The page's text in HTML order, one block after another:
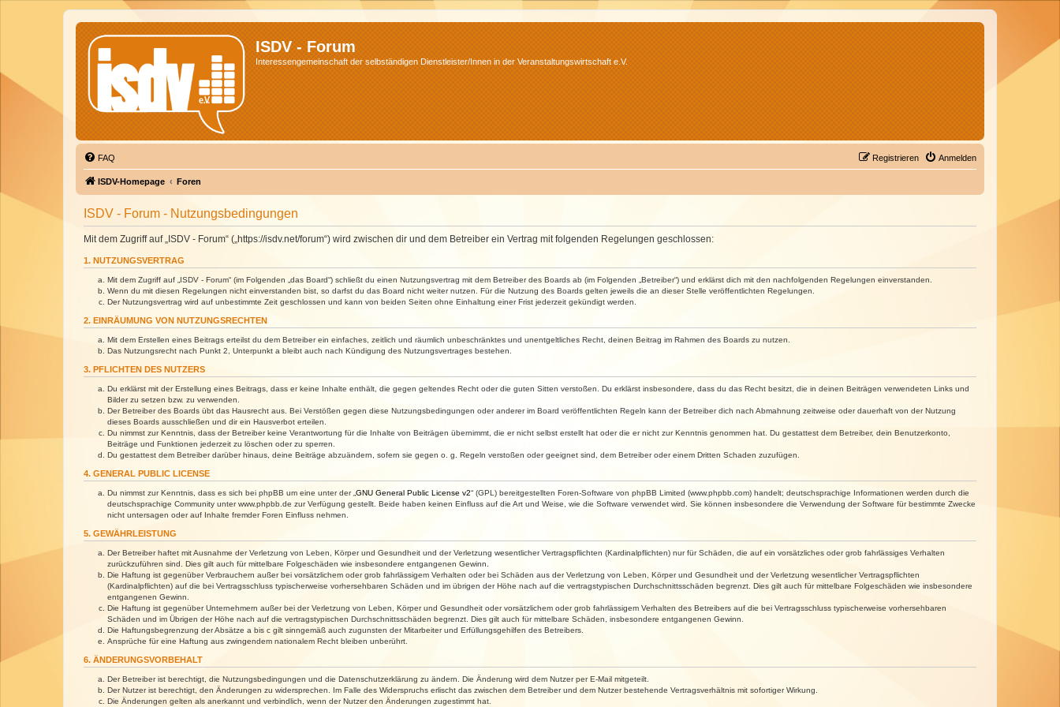
ISDV - Forum
Interessengemeinschaft der selbständigen Dienstleister/Innen in der Veranstaltungswirtschaft e.V.
FAQ Anmelden
Registrieren
ISDV-Homepage Foren
ISDV - Forum - Nutzungsbedingungen
Mit dem Zugriff auf „ISDV - Forum“ („https://isdv.net/forum“) wird zwischen dir und dem Betreiber ein Vertrag mit folgenden Regelungen geschlossen:
1. NUTZUNGSVERTRAG
Mit dem Zugriff auf „ISDV - Forum“ (im Folgenden „das Board“) schließt du einen Nutzungsvertrag mit dem Betreiber des Boards ab (im Folgenden „Betreiber“) und erklärst dich mit den nachfolgenden Regelungen einverstanden.
Wenn du mit diesen Regelungen nicht einverstanden bist, so darfst du das Board nicht weiter nutzen. Für die Nutzung des Boards gelten jeweils die an dieser Stelle veröffentlichten Regelungen.
Der Nutzungsvertrag wird auf unbestimmte Zeit geschlossen und kann von beiden Seiten ohne Einhaltung einer Frist jederzeit gekündigt werden.
2. EINRÄUMUNG VON NUTZUNGSRECHTEN
Mit dem Erstellen eines Beitrags erteilst du dem Betreiber ein einfaches, zeitlich und räumlich unbeschränktes und unentgeltliches Recht, deinen Beitrag im Rahmen des Boards zu nutzen.
Das Nutzungsrecht nach Punkt 2, Unterpunkt a bleibt auch nach Kündigung des Nutzungsvertrages bestehen.
3. PFLICHTEN DES NUTZERS
Du erklärst mit der Erstellung eines Beitrags, dass er keine Inhalte enthält, die gegen geltendes Recht oder die guten Sitten verstoßen. Du erklärst insbesondere, dass du das Recht besitzt, die in deinen Beiträgen verwendeten Links und
Bilder zu setzen bzw. zu verwenden.
Der Betreiber des Boards übt das Hausrecht aus. Bei Verstößen gegen diese Nutzungsbedingungen oder anderer im Board veröffentlichten Regeln kann der Betreiber dich nach Abmahnung zeitweise oder dauerhaft von der Nutzung
dieses Boards ausschließen und dir ein Hausverbot erteilen.
Du nimmst zur Kenntnis, dass der Betreiber keine Verantwortung für die Inhalte von Beiträgen übernimmt, die er nicht selbst erstellt hat oder die er nicht zur Kenntnis genommen hat. Du gestattest dem Betreiber, dein Benutzerkonto,
Beiträge und Funktionen jederzeit zu löschen oder zu sperren.
Du gestattest dem Betreiber darüber hinaus, deine Beiträge abzuändern, sofern sie gegen o. g. Regeln verstoßen oder geeignet sind, dem Betreiber oder einem Dritten Schaden zuzufügen.
4. GENERAL PUBLIC LICENSE
Du nimmst zur Kenntnis, dass es sich bei phpBB um eine unter der „ GNU General Public License v2“ (GPL) bereitgestellten Foren-Software von phpBB Limited (www.phpbb.com) handelt; deutschsprachige Informationen werden durch die
deutschsprachige Community unter www.phpbb.de zur Verfügung gestellt. Beide haben keinen Einfluss auf die Art und Weise, wie die Software verwendet wird. Sie können insbesondere die Verwendung der Software für bestimmte Zwecke
nicht untersagen oder auf Inhalte fremder Foren Einfluss nehmen.
5. GEWÄHRLEISTUNG
Der Betreiber haftet mit Ausnahme der Verletzung von Leben, Körper und Gesundheit und der Verletzung wesentlicher Vertragspflichten (Kardinalpflichten) nur für Schäden, die auf ein vorsätzliches oder grob fahrlässiges Verhalten
zurückzuführen sind. Dies gilt auch für mittelbare Folgeschäden wie insbesondere entgangenen Gewinn.
Die Haftung ist gegenüber Verbrauchern außer bei vorsätzlichem oder grob fahrlässigem Verhalten oder bei Schäden aus der Verletzung von Leben, Körper und Gesundheit und der Verletzung wesentlicher Vertragspflichten
(Kardinalpflichten) auf die bei Vertragsschluss typischerweise vorhersehbaren Schäden und im übrigen der Höhe nach auf die vertragstypischen Durchschnittsschäden begrenzt. Dies gilt auch für mittelbare Folgeschäden wie insbesondere
entgangenen Gewinn.
Die Haftung ist gegenüber Unternehmern außer bei der Verletzung von Leben, Körper und Gesundheit oder vorsätzlichem oder grob fahrlässigem Verhalten des Betreibers auf die bei Vertragsschluss typischerweise vorhersehbaren
Schäden und im Übrigen der Höhe nach auf die vertragstypischen Durchschnittsschäden begrenzt. Dies gilt auch für mittelbare Schäden, insbesondere entgangenen Gewinn.
Die Haftungsbegrenzung der Absätze a bis c gilt sinngemäß auch zugunsten der Mitarbeiter und Erfüllungsgehilfen des Betreibers.
Ansprüche für eine Haftung aus zwingendem nationalem Recht bleiben unberührt.
6. ÄNDERUNGSVORBEHALT
Der Betreiber ist berechtigt, die Nutzungsbedingungen und die Datenschutzerklärung zu ändern. Die Änderung wird dem Nutzer per E-Mail mitgeteilt.
Der Nutzer ist berechtigt, den Änderungen zu widersprechen. Im Falle des Widerspruchs erlischt das zwischen dem Betreiber und dem Nutzer bestehende Vertragsverhältnis mit sofortiger Wirkung.
Die Änderungen gelten als anerkannt und verbindlich, wenn der Nutzer den Änderungen zugestimmt hat.